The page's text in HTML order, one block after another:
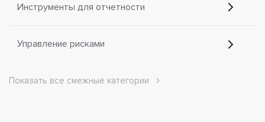
Инструменты для отчетности
Управление рисками
Показать все смежные категории